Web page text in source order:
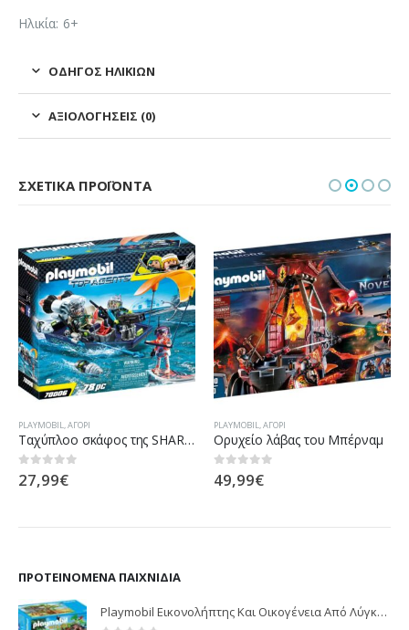
Ηλικία: 6+
ΟΔΗΓΌΣ ΗΛΙΚΙΏΝ
ΑΞΙΟΛΟΓΉΣΕΙΣ (0)
ΣΧΕΤΙΚΆ ΠΡΟΪΌΝΤΑ
PLAYMOBIL,ΑΓΌΡΙ
Ταχύπλοο σκάφος της SHARK Team
0out of 5
27,99€
PLAYMOBIL,ΑΓΌΡΙ
Ορυχείο λάβας του Μπέρναμ
0out of 5
49,99€
ΠΡΟΤΕΙΝΌΜΕΝΑ ΠΑΙΧΝΊΔΙΑ
Playmobil Εικονολήπτης Και Οικογένεια Από Λύγκες 5561